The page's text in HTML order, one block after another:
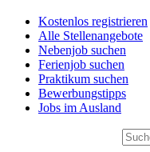
Kostenlos registrieren
Alle Stellenangebote
Nebenjob suchen
Ferienjob suchen
Praktikum suchen
Bewerbungstipps
Jobs im Ausland